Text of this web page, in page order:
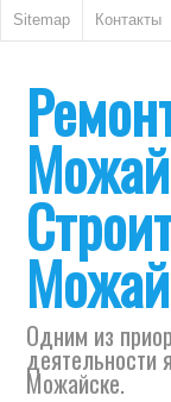
Sitemap Контакты
Одним из
деятельности
Можайске.